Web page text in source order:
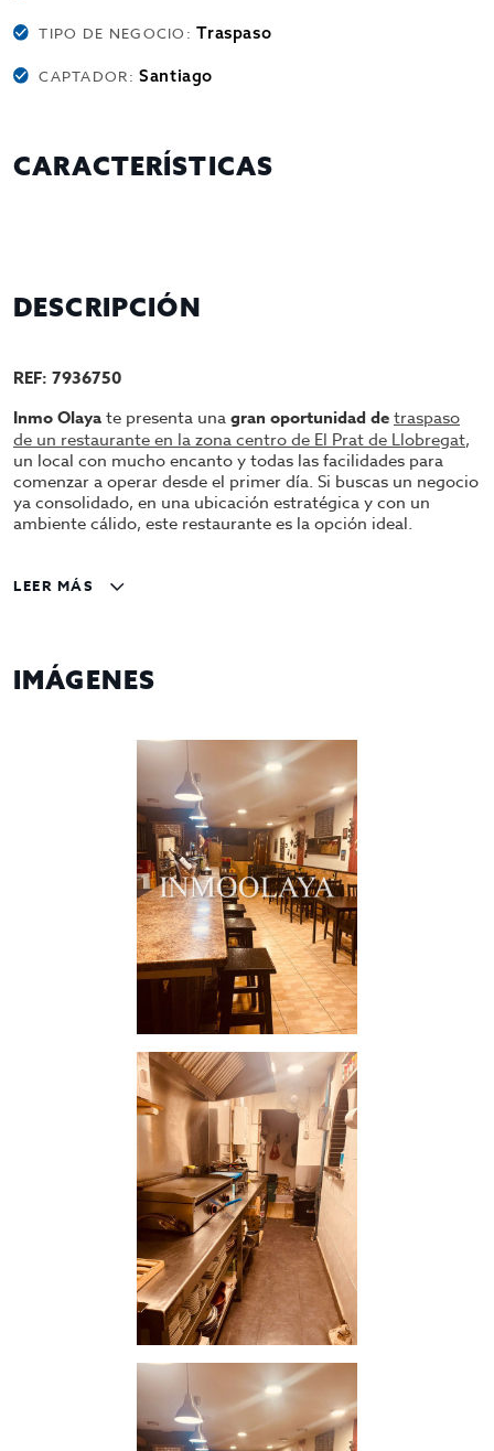
TIPO DE NEGOCIO:Traspaso
CAPTADOR:Santiago
CARACTERÍSTICAS
DESCRIPCIÓN
REF: 7936750
Inmo Olayate presenta unagran oportunidad detraspaso
de un restaurante en la zona centro de El Prat de Llobregat,
un local con mucho encanto y todas las facilidades para
comenzar a operar desde el primer día. Si buscas un negocio
ya consolidado, en una ubicación estratégica y con un
ambiente cálido, este restaurante es la opción ideal.
constante crecimiento. Su proximidad a Barcelona y
el aeropuerto lo convierte en un punto estratégico
Ambiente cálido y acogedor:El local ha sido
decorado con acabados demadera tipo nogal
aportan un toque rústico y acogedor. El
añade un toque práctico y elegante al espacio.
Larga barra: Cuenta con unabarra amplia
para atender a los clientes de manera cómoda y
rápida, generando un ambiente más informal y
distendido.
Cocina equipada:El restaurante dispone de una
práctica cocina con buena salida de humos
garantiza un óptimo funcionamiento en cualquier
tipo de servicio.
Local insonorizado:El restaurante esta totalmente
insonorizado. Supone una ventaja adicional.
56.000 €
700 € IVA incluido al mes
El Prat de Llobregat: Un Municipio en Pleno Crecimiento
El Prat es una localidad de gran relevancia dentro del área
metropolitana de Barcelona. Con su estratégica ubicación
cerca del Aeropuerto de Barcelona-El Prat , es un punto
clave para la actividad económica y turística de la región.
Además, El Prat cuenta con una sólida base de residentes y
un sector comercial en crecimiento, lo que asegura una
constante afluencia de clientes.
Esta zona combina el encanto de una ciudad con carácter
local y la cercanía a una metrópoli como Barcelona, lo que
aumenta su atractivo tanto para habitantes como para
LEER MÁS
IMÁGENES